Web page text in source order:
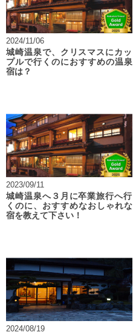
2024/11/06
城崎温泉で、クリスマスにカッ
プルで行くのにおすすめの温泉
宿は？
2023/09/11
城崎温泉へ３月に卒業旅行へ行
くのに、おすすめなおしゃれな
宿を教えて下さい！
2024/08/19